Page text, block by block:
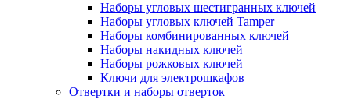
Наборы угловых шестигранных ключей
Наборы угловых ключей Tamper
Наборы комбинированных ключей
Наборы накидных ключей
Наборы рожковых ключей
Ключи для электрошкафов
Отвертки и наборы отверток